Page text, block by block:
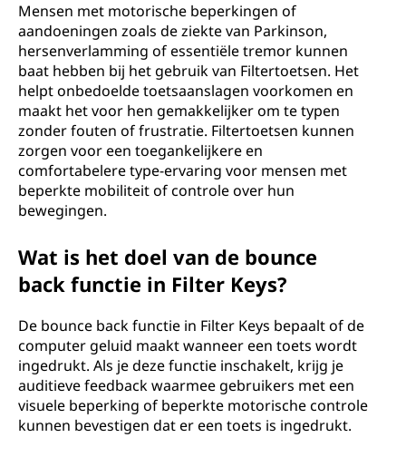
Mensen met motorische beperkingen of
aandoeningen zoals de ziekte van Parkinson,
hersenverlamming of essentiële tremor kunnen
baat hebben bij het gebruik van Filtertoetsen. Het
helpt onbedoelde toetsaanslagen voorkomen en
maakt het voor hen gemakkelijker om te typen
zonder fouten of frustratie. Filtertoetsen kunnen
zorgen voor een toegankelijkere en
comfortabelere type-ervaring voor mensen met
beperkte mobiliteit of controle over hun
bewegingen.
Wat is het doel van de bounce
back functie in Filter Keys?
De bounce back functie in Filter Keys bepaalt of de
computer geluid maakt wanneer een toets wordt
ingedrukt. Als je deze functie inschakelt, krijg je
auditieve feedback waarmee gebruikers met een
visuele beperking of beperkte motorische controle
kunnen bevestigen dat er een toets is ingedrukt.